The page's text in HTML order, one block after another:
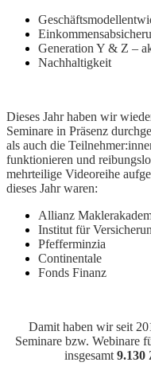
Generation Y & Z –
Nachhaltigkeit
Dieses Jahr haben wir
Seminare in Präsenz
als auch die
funktionieren und
mehrteilige Videoreihe
dieses Jahr waren:
Allianz
Institut für
Pfefferminzia
Continentale
Fonds Finanz
Damit haben wir seit
Seminare bzw. Webinare
insgesamt 9.130